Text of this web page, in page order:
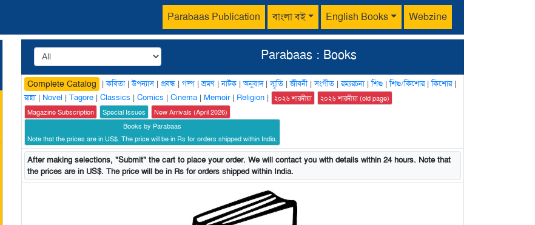
Parabaas Publication বাংলা বই English Books Webzine
Parabaas : Books
Complete Catalog |কবিতা|উপন্যাস| প্রবন্ধ | গল্প |ভ্রমণ|নাটক |অনুবাদ|স্মৃতি |জীবনী|সংগীত |রম্যরচনা|শিশু |শিশু/কিশোর|কিশোর|
রান্না| Novel | Tagore | Classics | Comics | Cinema | Memoir| Religion | ২০২৬ শারদীয়া
২০২৬ শারদীয়া (old page)
Magazine Subscription
Special Issues
New Arrivals (April 2026)
Books by Parabaas
Note that the prices are in US$. The price will be in Rs for orders shipped within India.
After making selections, "Submit" the cart to place your order. We will contact you with details within 24 hours. Note that
the prices are in US$. The price will be in Rs for orders shipped within India.